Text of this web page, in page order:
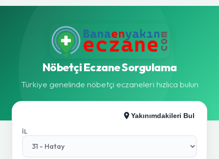
Nöbetçi Eczane Sorgulama
Türkiye genelinde nöbetçi eczaneleri hızlıca bulun
Yakınımdakileri Bul
İL